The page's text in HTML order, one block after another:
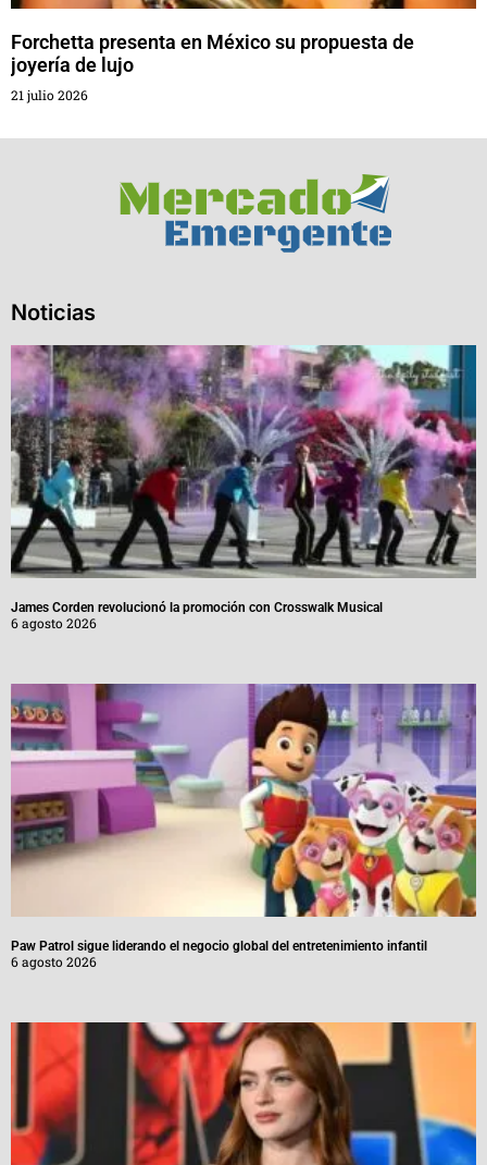
Forchetta presenta en México su propuesta de
joyería de lujo
21 julio 2026
Noticias
James Corden revolucionó la promoción con Crosswalk Musical
6 agosto 2026
Paw Patrol sigue liderando el negocio global del entretenimiento infantil
6 agosto 2026